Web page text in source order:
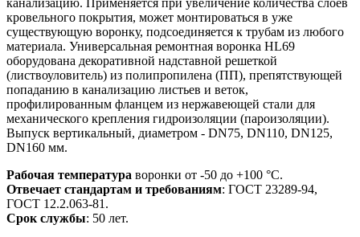
кровельного покрытия, может монтироваться в уже
существующую воронку, подсоединяется к трубам из любого
материала. Универсальная ремонтная воронка HL69
оборудована декоративной надставной решеткой
(листвоуловитель) из полипропилена (ПП), препятствующей
попаданию в канализацию листьев и веток,
профилированным фланцем из нержавеющей стали для
механического крепления гидроизоляции (пароизоляции).
Выпуск вертикальный, диаметром - DN75, DN110, DN125,
DN160 мм.
Рабочая температура воронки от -50 до +100 °C.
Отвечает стандартам и требованиям: ГОСТ 23289-94,
ГОСТ 12.2.063-81.
Срок службы: 50 лет.